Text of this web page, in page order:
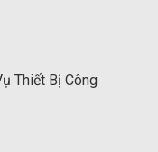
Thiết Bị Công